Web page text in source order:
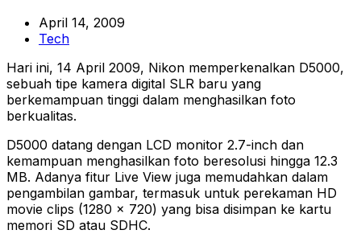
April 14, 2009
Tech
Hari ini, 14 April 2009, Nikon memperkenalkan D5000,
sebuah tipe kamera digital SLR baru yang
berkemampuan tinggi dalam menghasilkan foto
berkualitas.
D5000 datang dengan LCD monitor 2.7-inch dan
kemampuan menghasilkan foto beresolusi hingga 12.3
MB. Adanya fitur Live View juga memudahkan dalam
pengambilan gambar, termasuk untuk perekaman HD
movie clips (1280 x 720) yang bisa disimpan ke kartu
memori SD atau SDHC.